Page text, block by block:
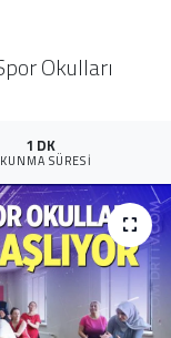
Okulları
1 DK
SÜRESI